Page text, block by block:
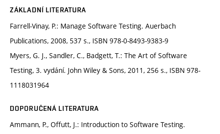
ZÁKLADNÍ LITERATURA
Farrell-Vinay, P.: Manage Software Testing. Auerbach
Publications, 2008, 537 s., ISBN 978-0-8493-9383-9
Myers, G. J., Sandler, C., Badgett, T.: The Art of Software
Testing, 3. vydání. John Wiley & Sons, 2011, 256 s., ISBN 978-
1118031964
DOPORUČENÁ LITERATURA
Ammann, P., Offutt, J.: Introduction to Software Testing.